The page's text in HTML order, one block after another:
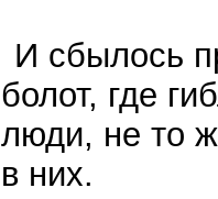
И сбылось
болот, где
люди, не то
в них.